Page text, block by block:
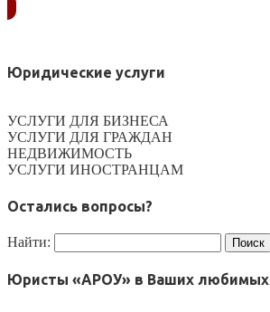
Юридические услуги
УСЛУГИ ДЛЯ БИЗНЕСА
УСЛУГИ ДЛЯ ГРАЖДАН
НЕДВИЖИМОСТЬ
УСЛУГИ ИНОСТРАНЦАМ
Остались вопросы?
Найти:
Юристы «АРОУ» в Ваших любимых